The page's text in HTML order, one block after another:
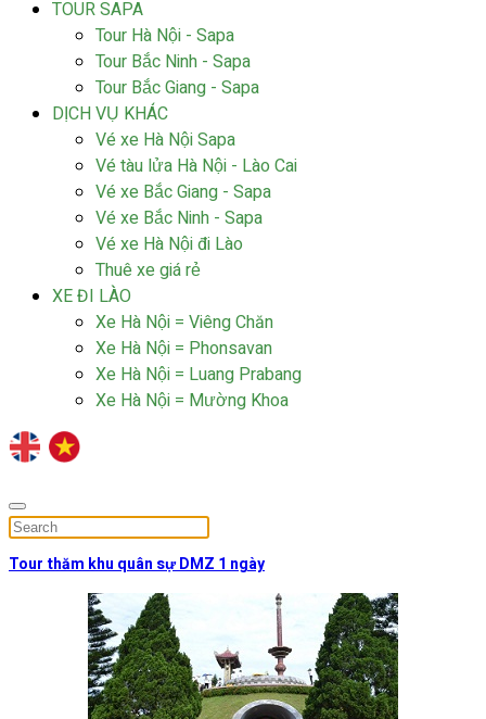
TOUR SAPA
Tour Hà Nội - Sapa
Tour Bắc Ninh - Sapa
Tour Bắc Giang - Sapa
DỊCH VỤ KHÁC
Vé xe Hà Nội Sapa
Vé tàu lửa Hà Nội - Lào Cai
Vé xe Bắc Giang - Sapa
Vé xe Bắc Ninh - Sapa
Vé xe Hà Nội đi Lào
Thuê xe giá rẻ
XE ĐI LÀO
Xe Hà Nội = Viêng Chăn
Xe Hà Nội = Phonsavan
Xe Hà Nội = Luang Prabang
Xe Hà Nội = Mường Khoa
Tour thăm khu quân sự DMZ 1 ngày